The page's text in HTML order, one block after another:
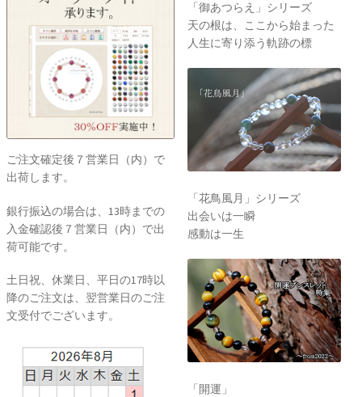
ご注文確定後７営業日（内）で
出荷します。
銀行振込の場合は、13時までの
入金確認後７営業日（内）で出
荷可能です。
土日祝、休業日、平日の17時以
降のご注文は、翌営業日のご注
文受付でございます。
感動は一生
「開運」
特集
「開運」
特集